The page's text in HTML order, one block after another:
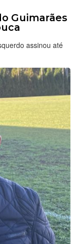
Guimarães
assinou até